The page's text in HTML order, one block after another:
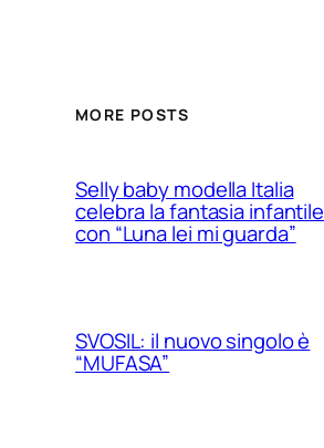
MORE POSTS
Selly baby modella Italia
celebra la fantasia infantile
con “Luna lei mi guarda”
SVOSIL: il nuovo singolo è
“MUFASA”